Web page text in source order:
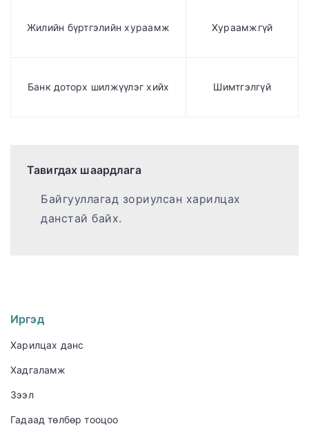
Жилийн бүртгэлийн хураамж Хураамжгүй
Банк доторх шилжүүлэг хийх Шимтгэлгүй
Тавигдах шаардлага
Байгууллагад зориулсан харилцах
данстай байх.
Иргэд
Харилцах данс
Хадгаламж
Зээл
Гадаад төлбөр тооцоо